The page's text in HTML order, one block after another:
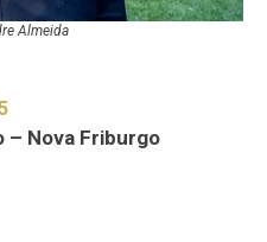
Almeida
– Nova Friburgo